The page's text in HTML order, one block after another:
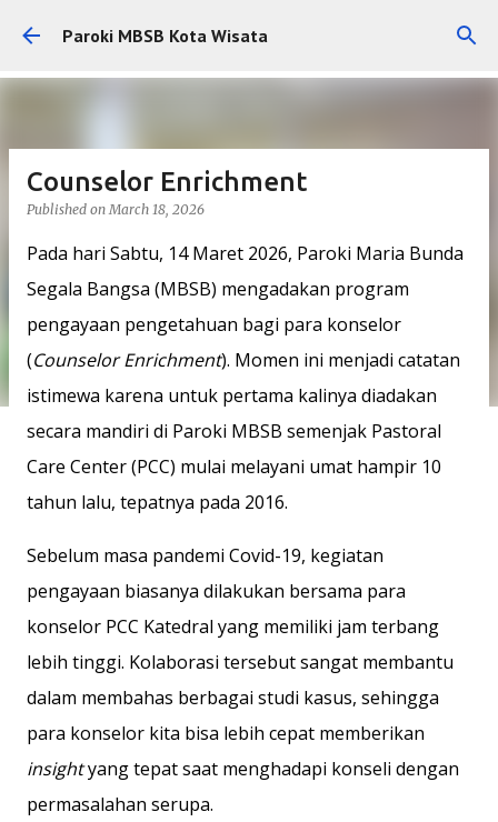
Skip to main content
Paroki MBSB Kota Wisata
Counselor Enrichment
Published onMarch 18, 2026
Pada hari Sabtu, 14 Maret 2026, Paroki Maria Bunda
Segala Bangsa (MBSB) mengadakan program
pengayaan pengetahuan bagi para konselor
(Counselor Enrichment). Momen ini menjadi catatan
istimewa karena untuk pertama kalinya diadakan
secara mandiri di Paroki MBSB semenjak Pastoral
Care Center (PCC) mulai melayani umat hampir 10
tahun lalu, tepatnya pada 2016.
Sebelum masa pandemi Covid-19, kegiatan
pengayaan biasanya dilakukan bersama para
konselor PCC Katedral yang memiliki jam terbang
lebih tinggi. Kolaborasi tersebut sangat membantu
dalam membahas berbagai studi kasus, sehingga
para konselor kita bisa lebih cepat memberikan
insightyang tepat saat menghadapi konseli dengan
permasalahan serupa.